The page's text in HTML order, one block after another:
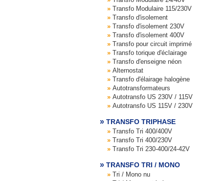
Transfo Modulaire 115/230V
Transfo d'isolement
Transfo d'isolement 230V
Transfo d'isolement 400V
Transfo pour circuit imprimé
Transfo torique d'éclairage
Transfo d'enseigne néon
Alternostat
Transfo d'élairage halogène
Autotransformateurs
Autotransfo US 230V / 115V
Autotransfo US 115V / 230V
TRANSFO TRIPHASE
Transfo Tri 400/400V
Transfo Tri 400/230V
Transfo Tri 230-400/24-42V
TRANSFO TRI / MONO
Tri / Mono nu